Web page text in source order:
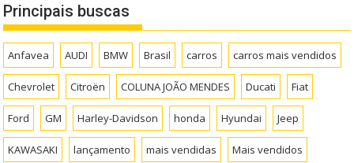
Principais buscas
Anfavea AUDI BMW Brasil carros carros mais vendidos
Chevrolet Citroën COLUNA JOÃO MENDES Ducati Fiat
Ford GM Harley-Davidson honda Hyundai Jeep
KAWASAKI lançamento mais vendidas Mais vendidos